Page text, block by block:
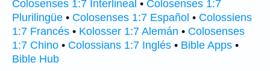
Colosenses 1:7 Interlineal • Colosenses 1:7
Plurilingüe • Colosenses 1:7 Español • Colossiens
1:7 Francés • Kolosser 1:7 Alemán • Colosenses
1:7 Chino • Colossians 1:7 Inglés • Bible Apps •
Bible Hub